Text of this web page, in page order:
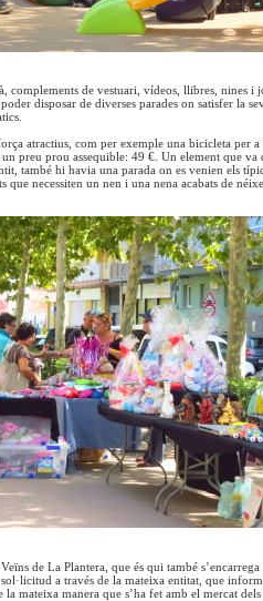
complements de vestuari, vídeos, llibres, nines i
disposar de diverses parades on satisfer la
atractius, com per exemple una bicicleta per
preu prou assequible: 49 €. Un element que va
també hi havia una parada on es venien els
que necessiten un nen i una nena acabats de
de La Plantera, que és qui també
a través de la mateixa entitat, que
mateixa manera que s’ha fet amb el mercat dels